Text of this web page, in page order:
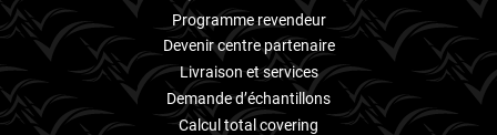
Programme revendeur
Devenir centre partenaire
Livraison et services
Demande d’échantillons
Calcul total covering